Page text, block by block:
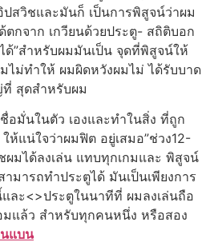
สวิชและมันก็ เป็นการพิสูจน์ว่าผม
ตกจาก เกวียนด้วยประตู- สถิติบอก
ด้”สําหรับผมมันเป็น จุดที่พิสูจน์ให้
ไม่ทําให้ ผมผิดหวังผมไม่ ได้รับบาด
สุดสําหรับผม
อมั่นในตัว เองและทําในสิ่ง ที่ถูก
ห้แน่ใจว่าผมฟิต อยู่เสมอ”ช่วง12-
มได้ลงเล่น แทบทุกเกมและ พิสูจน์
มารถทําประตูได้ มันเป็นเพียงการ
ละ<>ประตูในนาทีที่ ผมลงเล่นถือ
แล้ว สําหรับทุกคนหนึ่ง หรือสอง
แบน